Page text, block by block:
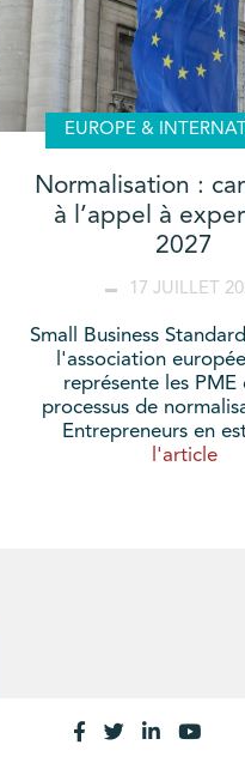
EUROPE &
Normalisation :
à l’appel à
2027
17 JUILLET
Small Business
l'association
représente les PME
processus de
Entrepreneurs en
l'article